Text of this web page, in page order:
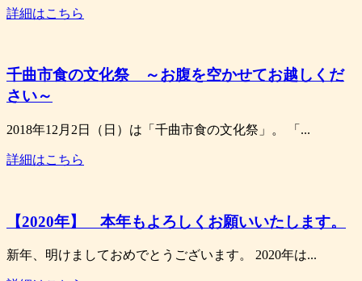
詳細はこちら
千曲市食の文化祭 ～お腹を空かせてお越しくだ
さい～
2018年12月2日（日）は「千曲市食の文化祭」。 「...
詳細はこちら
【2020年】 本年もよろしくお願いいたします。
新年、明けましておめでとうございます。 2020年は...